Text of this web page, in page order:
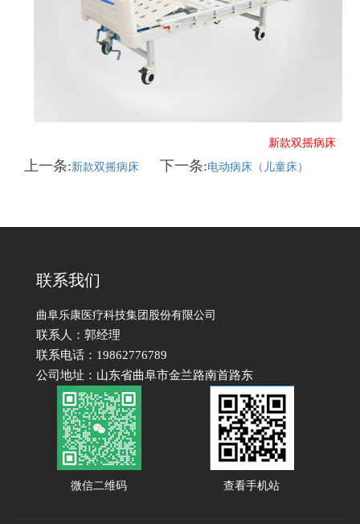
新款双摇病床
上一条:新款双摇病床 下一条:电动病床（儿童床）
联系我们
曲阜乐康医疗科技集团股份有限公司
联系人：郭经理
联系电话：19862776789
公司地址：山东省曲阜市金兰路南首路东
微信二维码 查看手机站